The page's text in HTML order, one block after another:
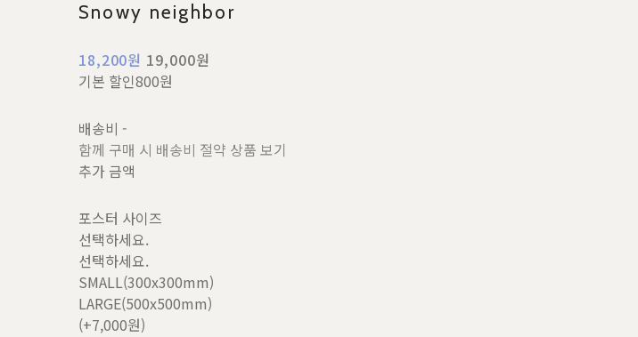
Snowy neighbor
18,200원 19,000원
기본 할인800원
배송비 -
함께 구매 시 배송비 절약 상품 보기
추가 금액
포스터 사이즈
선택하세요.
선택하세요.
SMALL(300x300mm)
LARGE(500x500mm)
(+7,000원)